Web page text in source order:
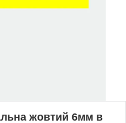
жовтий 6мм в